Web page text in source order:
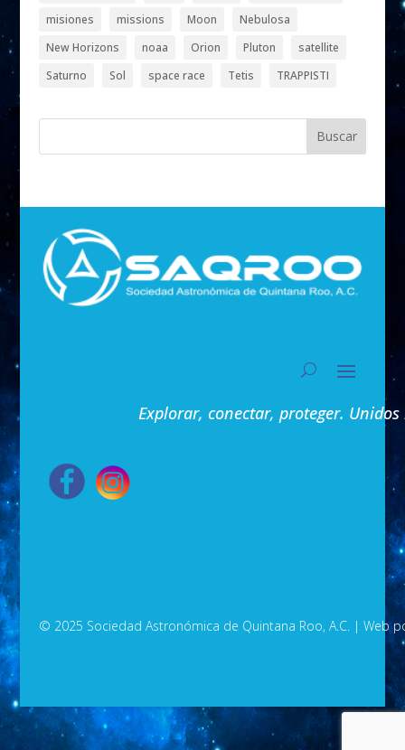
misiones
missions Moon
Nebulosa
New Horizons
noaa Orion Pluton
satellite
Saturno
Sol space race Tetis TRAPPISTI
Buscar
Explorar, conectar, proteger.
© 2025 Sociedad Astronómica de Quintana Roo, A.C. | Web